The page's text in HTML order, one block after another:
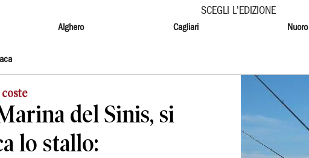
SCEGLI L'EDIZIONE
Alghero Cagliari Nuoro
del Sinis, si
lo stallo: